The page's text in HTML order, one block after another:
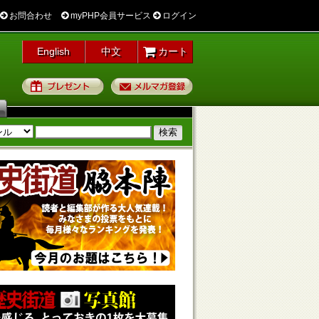
お問合わせ myPHP会員サービス ログイン
English 中文 カート
プレゼント